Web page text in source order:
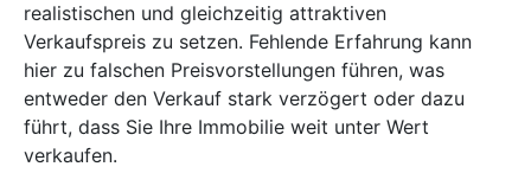
realistischen und gleichzeitig attraktiven
Verkaufspreis zu setzen. Fehlende Erfahrung kann
hier zu falschen Preisvorstellungen führen, was
entweder den Verkauf stark verzögert oder dazu
führt, dass Sie Ihre Immobilie weit unter Wert
verkaufen.